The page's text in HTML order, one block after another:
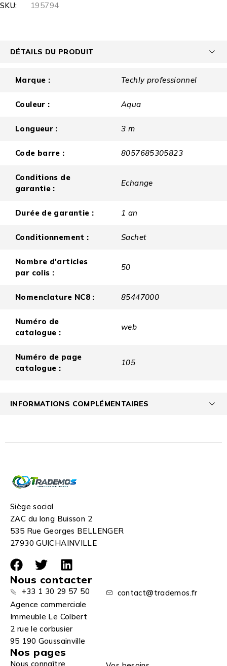
SKU: 195794
DÉTAILS DU PRODUIT
Marque : Techly professionnel
Couleur : Aqua
Longueur : 3 m
Code barre : 8057685305823
Conditions de
garantie :
Echange
Durée de garantie : 1 an
Conditionnement : Sachet
Nombre d'articles
par colis :
50
Nomenclature NC8 : 85447000
Numéro de
catalogue :
web
Numéro de page
catalogue :
105
INFORMATIONS COMPLÉMENTAIRES
Siège social
ZAC du long Buisson 2
535 Rue Georges BELLENGER
27930 GUICHAINVILLE
Nous contacter
+33 1 30 29 57 50
contact@trademos.fr
Agence commerciale
Immeuble Le Colbert
2 rue le corbusier
95 190 Goussainville
Nos pages
Nous connaître